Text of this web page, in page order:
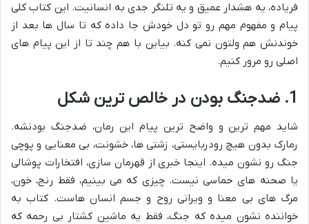
فریاده، یه هشدار عمیق و یه تلنگر جدی به انسانیت. این کتاب کلی
پیام و مفهوم مهم رو تو دل خودش جا داده که تا سال ها بعد از
خوندنش هم ولتون نمی کنه. بیاین با هم چند تا از این پیام های
اصلی رو مرور کنیم.
1. ضدجنگ بودن در خالص ترین شکل
شاید مهم ترین و واضح ترین پیام این رمان، ضدجنگ بودنشه.
رمارک بدون هیچ رودربایستی، زشتی ها، خشونت، بی معنایی و پوچی
جنگ رو نشون میده. اینجا خبری از قهرمان سازی، افتخارات پوشالی
یا صحنه های حماسی نیست. چیزی که می بینیم، فقط رنج، خون،
مرگ های بی معنا و ویرانی روح و جسم انسان هاست. کتاب به
خواننده نشون میده که جنگ، فقط یه ماشین کشتار بی رحمه که